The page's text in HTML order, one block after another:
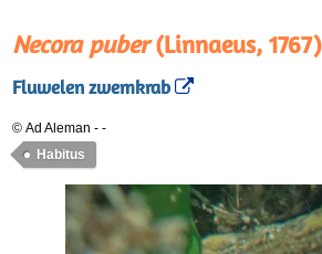
Necora puber(Linnaeus, 1767)
Fluwelen zwemkrab
© Ad Aleman - -
Habitus